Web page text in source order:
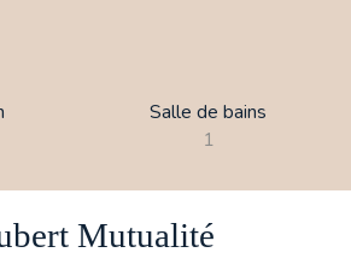
Salle de bains
1
Mutualité